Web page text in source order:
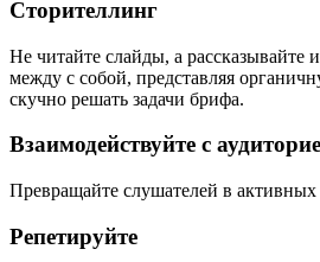
Сторителлинг
Не читайте слайды, а
между с собой, представляя
скучно решать задачи брифа.
Взаимодействуйте с
Превращайте слушателей в активных
Репетируйте